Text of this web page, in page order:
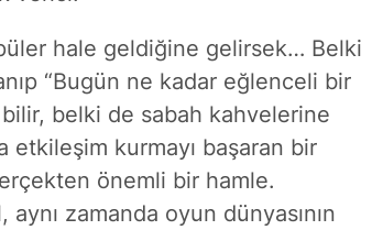
hale geldiğine gelirsek… Belki
“Bugün ne kadar eğlenceli bir
belki de sabah kahvelerine
etkileşim kurmayı başaran bir
önemli bir hamle.
zamanda oyun dünyasının